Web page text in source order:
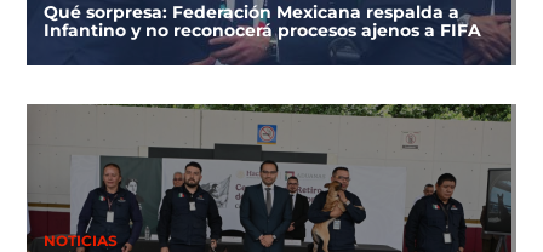
Qué sorpresa: Federación Mexicana respalda a
Infantino y no reconocerá procesos ajenos a FIFA
NOTICIAS